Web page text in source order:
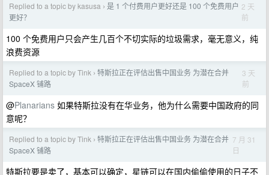
Replied to a topic by kasusa › 是 1 个付费用户更好还是 100 个免费用户
更好？
2 天
前
100 个免费用户只会产生几百个不切实际的垃圾需求，毫无意义，纯
浪费资源
Replied to a topic by Tink › 特斯拉正在评估出售中国业务 为潜在合并
SpaceX 铺路
3 天
前
@Planarians 如果特斯拉没有在华业务，他为什么需要中国政府的同
意呢？
Replied to a topic by Tink › 特斯拉正在评估出售中国业务 为潜在合并
SpaceX 铺路
7 月 31
日
特斯拉要是卖了，基本可以确定，星链可以在国内偷偷使用的日子不